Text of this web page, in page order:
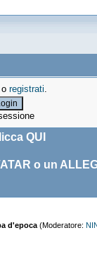
o registrati.
QUI
o un
d'epoca (Moderatore: